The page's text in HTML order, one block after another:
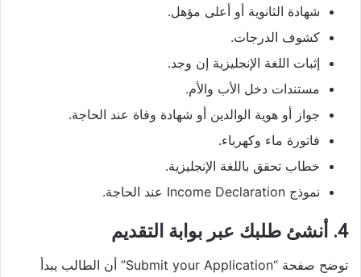
شهادة الثانوية أو أعلى مؤهل.
كشوف الدرجات.
إثبات اللغة الإنجليزية إن وجد.
مستندات دخل الأب والأم.
جواز أو هوية الوالدين أو شهادة وفاة عند الحاجة.
فاتورة ماء وكهرباء.
خطاب تحقق باللغة الإنجليزية.
نموذج Income Declaration عند الحاجة.
4. أنشئ طلبك عبر بوابة التقديم
توضح صفحة “Submit your Application” أن الطالب يبدأ